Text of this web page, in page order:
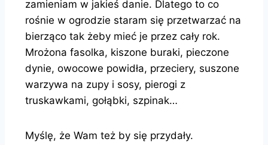
zamieniam w jakieś danie. Dlatego to co
rośnie w ogrodzie staram się przetwarzać na
bierząco tak żeby mieć je przez cały rok.
Mrożona fasolka, kiszone buraki, pieczone
dynie, owocowe powidła, przeciery, suszone
warzywa na zupy i sosy, pierogi z
truskawkami, gołąbki, szpinak…
Myślę, że Wam też by się przydały.